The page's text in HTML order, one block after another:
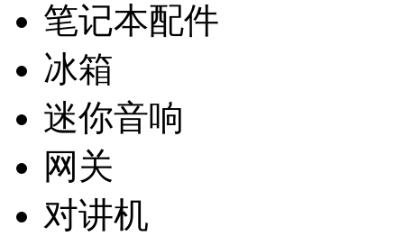
笔记本配件
冰箱
迷你音响
网关
对讲机